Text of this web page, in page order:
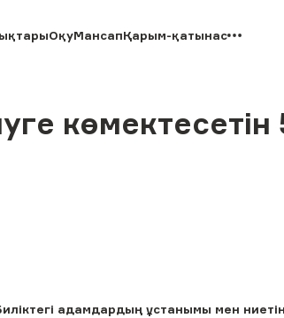
ОқуМансапҚарым-қатынас
көмектесетін
адамдардың ұстанымы мен